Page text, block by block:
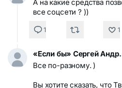
А на какие средства
все соцсети ? ))
1 1
«Если
Все по-разному. )
Вы хотите сказать, что